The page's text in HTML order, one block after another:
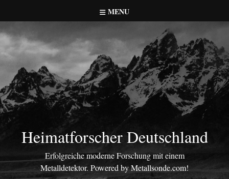
to
content
MENU
Heimatforscher Deutschland
Erfolgreiche moderne Forschung mit einem
Metalldetektor. Powered by Metallsonde.com!